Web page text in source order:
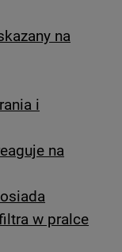
na
i
na
w pralce